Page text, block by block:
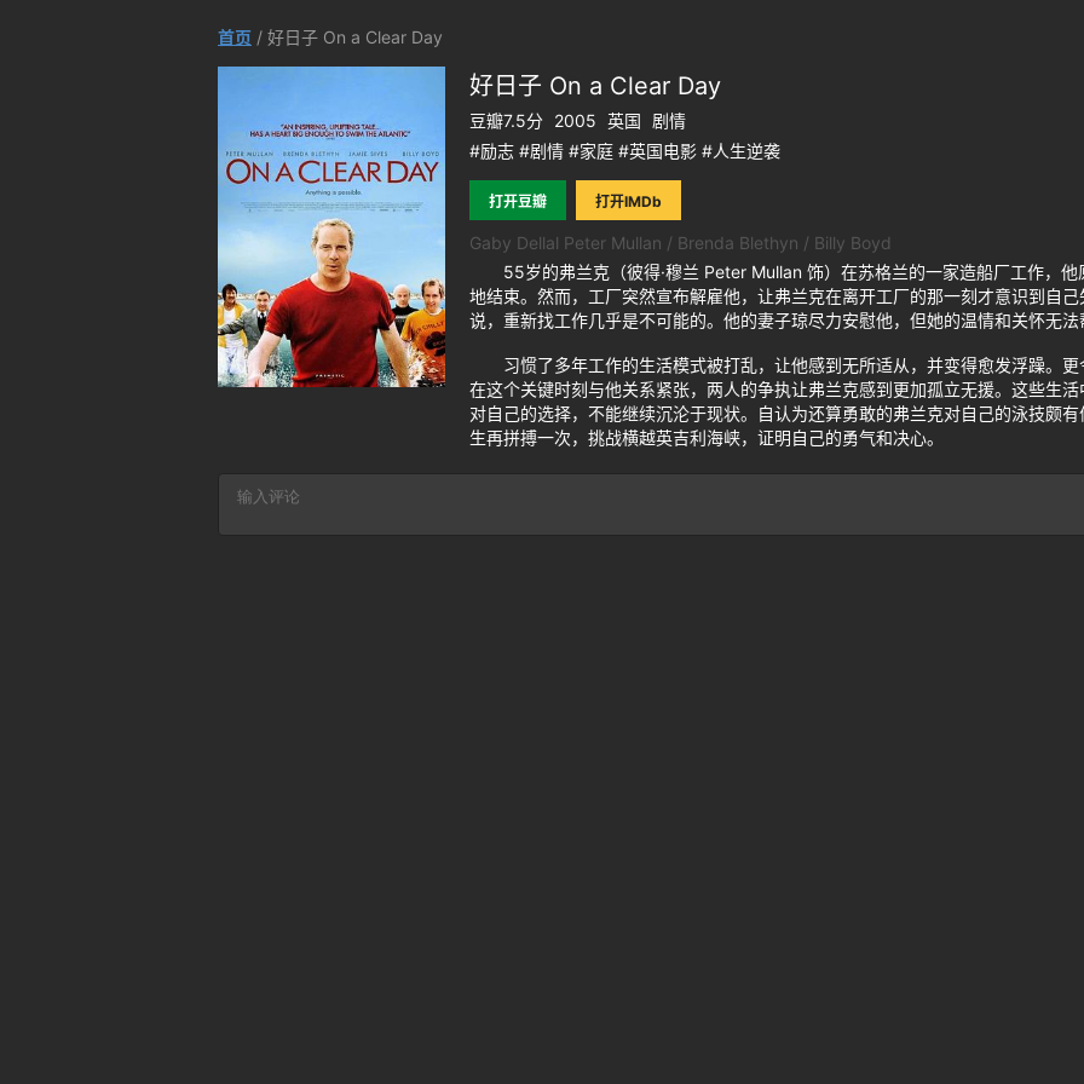
首页 / 好日子 On a Clear Day
好日子 On a Clear Day
豆瓣7.5分 2005 英国
剧情
#励志 #剧情 #家庭 #英国电影 #人生逆袭
打开豆瓣 打开IMDb
Gaby Dellal Peter Mullan / Brenda Blethyn / Billy Boyd
55岁的弗兰克（彼得·穆兰 Peter Mullan 饰）在苏格兰的一家造船厂工作，他
地结束。然而，工厂突然宣布解雇他，让弗兰克在离开工厂的那一刻才意识到自
说，重新找工作几乎是不可能的。他的妻子琼尽力安慰他，但她的温情和关怀无
习惯了多年工作的生活模式被打乱，让他感到无所适从，并变得愈发浮躁。更
在这个关键时刻与他关系紧张，两人的争执让弗兰克感到更加孤立无援。这些生
对自己的选择，不能继续沉沦于现状。自认为还算勇敢的弗兰克对自己的泳技颇
生再拼搏一次，挑战横越英吉利海峡，证明自己的勇气和决心。